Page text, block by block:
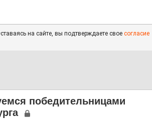
на сайте, вы подтверждаете свое согласие
победительницами